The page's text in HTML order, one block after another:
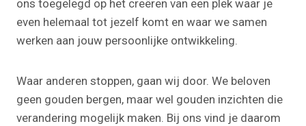
ons toegelegd op het creëren van een plek waar je
even helemaal tot jezelf komt en waar we samen
werken aan jouw persoonlijke ontwikkeling.
Waar anderen stoppen, gaan wij door. We beloven
geen gouden bergen, maar wel gouden inzichten die
verandering mogelijk maken. Bij ons vind je daarom